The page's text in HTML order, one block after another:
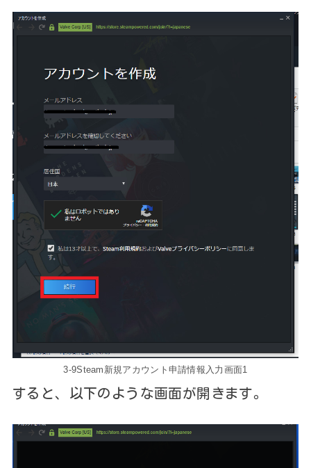
3-9Steam新規アカウント申請情報入力画面1
すると、以下のような画面が開きます。